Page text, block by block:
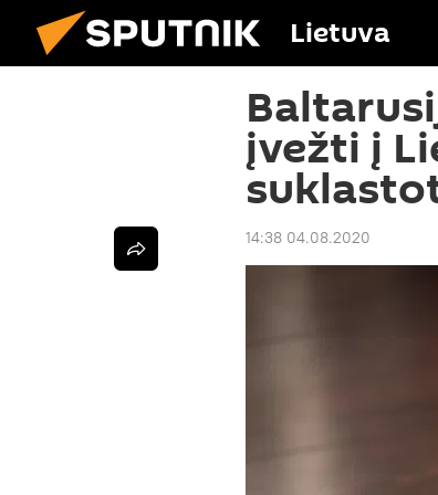
Lietuva
įvežti į
14:38 04.08.2020